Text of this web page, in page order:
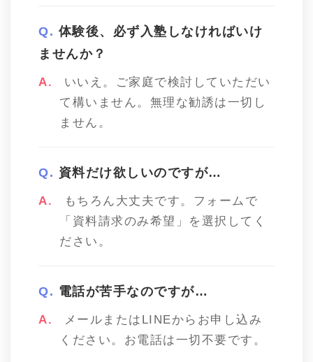
体験後、必ず入塾しなければいけ
ませんか？
いいえ。ご家庭で検討していただい
て構いません。無理な勧誘は一切し
ません。
資料だけ欲しいのですが…
もちろん大丈夫です。フォームで
「資料請求のみ希望」を選択してく
ださい。
電話が苦手なのですが…
メールまたはLINEからお申し込み
ください。お電話は一切不要です。